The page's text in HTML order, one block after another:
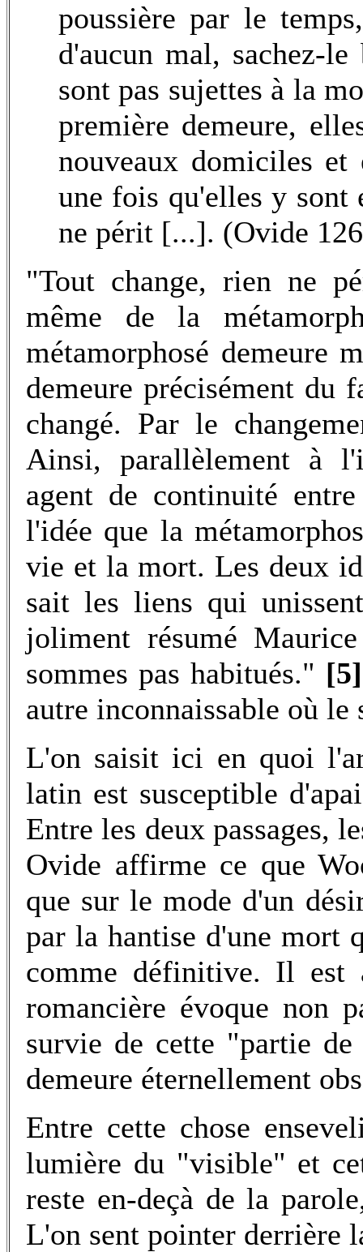
poussière par le
d'aucun mal, sachez-
sont pas sujettes à la
première demeure,
nouveaux domiciles
une fois qu'elles y sont
ne périt [...]. (Ovide
"Tout change, rien ne
même de la
métamorphosé demeure
demeure précisément
changé. Par le
Ainsi, parallèlement à
agent de continuité
l'idée que la
vie et la mort. Les deux
sait les liens qui
joliment résumé
sommes pas habitués." [5]
autre inconnaissable où le
L'on saisit ici en quoi
latin est susceptible
Entre les deux passages,
Ovide affirme ce que
que sur le mode d'un
par la hantise d'une mort
comme définitive. Il est
romancière évoque non
survie de cette "partie
demeure éternellement
Entre cette chose
lumière du "visible" et
reste en-deçà de la
L'on sent pointer derrière